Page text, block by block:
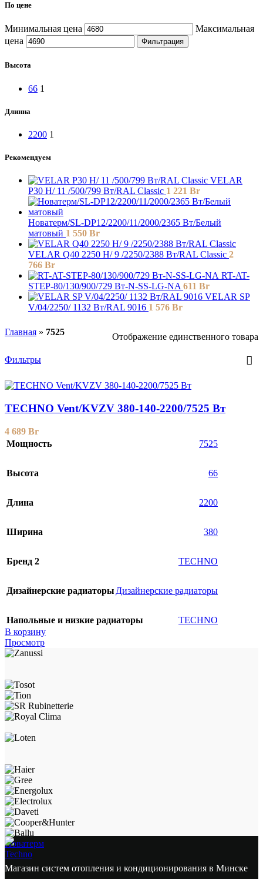
По цене
Минимальная цена
Максимальная
цена
Фильтрация
Высота
66 1
Длинна
2200 1
Рекомендуем
VELAR
P30 H/ 11 /500/799 Вт/RAL Classic 1 221 Br
Новатерм/SL-DP12/2200/11/2000/2365 Вт/Белый
матовый 1 550 Br
VELAR Q40 2250 H/ 9 /2250/2388 Вт/RAL Classic 2
766 Br
RT-AT-
STEP-80/130/900/729 Вт-N-SS-LG-NA 611 Br
VELAR SP
V/04/2250/ 1132 Bт/RAL 9016 1 576 Br
Главная » 7525 Отображение единственного товара
Фильтры
TECHNO Vent/KVZV 380-140-2200/7525 Вт
4 689 Br
Мощность
7525
Высота 66
Длина 2200
Ширина 380
Бренд 2 TECHNO
Дизайнерские радиаторы Дизайнерские радиаторы
Напольные и низкие радиаторы
TECHNO
В корзину
Просмотр
Новатерм
Techno
Магазин систем отопления и кондиционирования в Минске